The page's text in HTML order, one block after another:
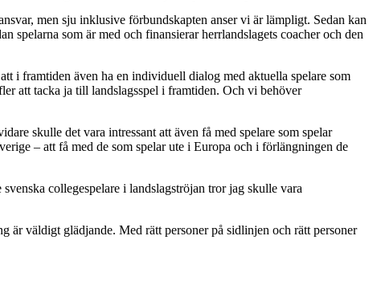
men sju inklusive förbundskapten anser vi är lämpligt. Sedan kan
spelarna som är med och finansierar herrlandslagets coacher och den
i framtiden även ha en individuell dialog med aktuella spelare som
att tacka ja till landslagsspel i framtiden. Och vi behöver
skulle det vara intressant att även få med spelare som spelar
– att få med de som spelar ute i Europa och i förlängningen de
collegespelare i landslagströjan tror jag skulle vara
är väldigt glädjande. Med rätt personer på sidlinjen och rätt personer